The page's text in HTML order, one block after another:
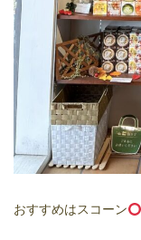
おすすめはスコーン